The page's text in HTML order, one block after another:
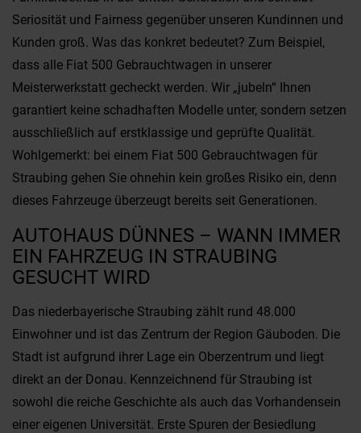
Seriosität und Fairness gegenüber unseren Kundinnen und
Kunden groß. Was das konkret bedeutet? Zum Beispiel,
dass alle Fiat 500 Gebrauchtwagen in unserer
Meisterwerkstatt gecheckt werden. Wir „jubeln“ Ihnen
garantiert keine schadhaften Modelle unter, sondern setzen
ausschließlich auf erstklassige und geprüfte Qualität.
Wohlgemerkt: bei einem Fiat 500 Gebrauchtwagen für
Straubing gehen Sie ohnehin kein großes Risiko ein, denn
dieses Fahrzeuge überzeugt bereits seit Generationen.
AUTOHAUS DÜNNES – WANN IMMER
EIN FAHRZEUG IN STRAUBING
GESUCHT WIRD
Das niederbayerische Straubing zählt rund 48.000
Einwohner und ist das Zentrum der Region Gäuboden. Die
Stadt ist aufgrund ihrer Lage ein Oberzentrum und liegt
direkt an der Donau. Kennzeichnend für Straubing ist
sowohl die reiche Geschichte als auch das Vorhandensein
einer eigenen Universität. Erste Spuren der Besiedlung